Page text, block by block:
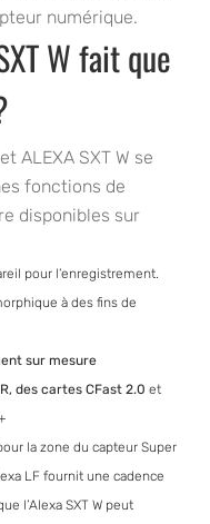
numérique.
W fait que
ALEXA SXT W se
fonctions de
disponibles sur
pour l’enregistrement.
à des fins de
sur mesure
des cartes CFast 2.0 et
la zone du capteur Super
LF fournit une cadence
l’Alexa SXT W peut